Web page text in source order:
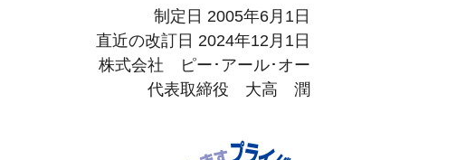
制定日 2005年6月1日
直近の改訂日 2024年12月1日
株式会社 ピー･アール･オー
代表取締役 大高 潤